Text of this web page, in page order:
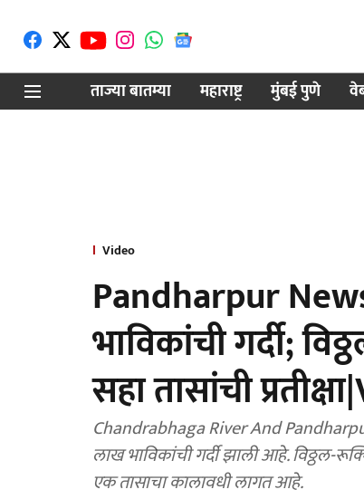
ताज्या बातम्या
महाराष्ट्र मुंबई पुणे
Video
Pandharpur
भाविकांची गर्दी;
सहा तासांची
Chandrabhaga River And Pandharpur
लाख भाविकांची गर्दी झाली आहे. विठ्ठल-
एक तासाचा कालावधी लागत आहे.